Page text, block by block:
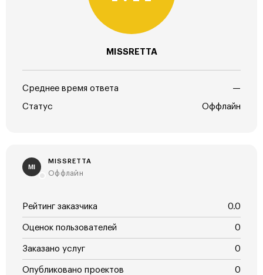
MISSRETTA
Среднее время ответа —
Статус Оффлайн
MI
MISSRETTA
Оффлайн
Рейтинг заказчика 0.0
Оценок пользователей 0
Заказано услуг 0
Опубликовано проектов 0